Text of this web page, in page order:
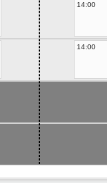
14:00
14:00